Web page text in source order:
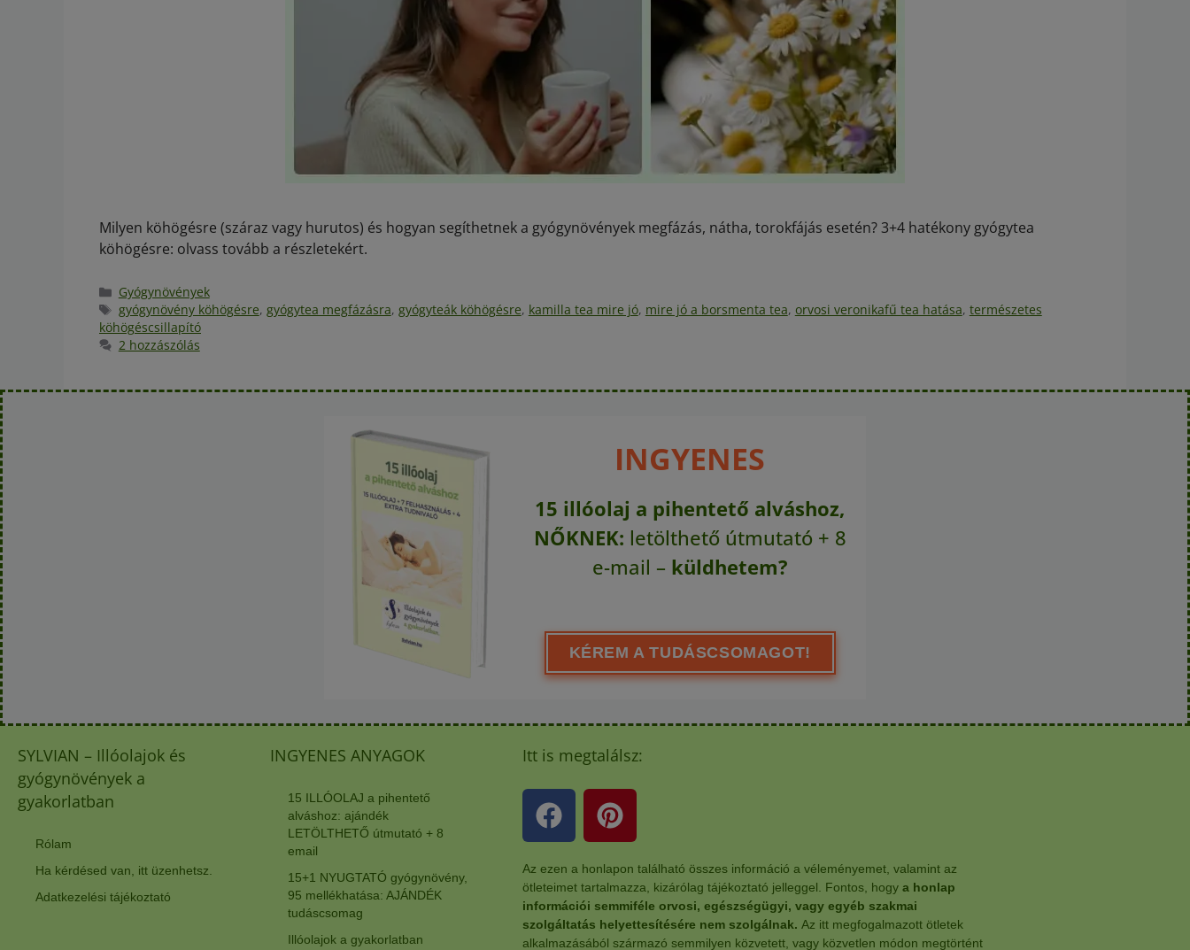
Milyen köhögésre (száraz vagy hurutos) és hogyan segíthetnek a gyógynövények megfázás, nátha, torokfájás esetén? 3+4 hatékony gyógytea
köhögésre: olvass tovább a részletekért.
Gyógynövények
gyógynövény köhögésre, gyógytea megfázásra, gyógyteák köhögésre, kamilla tea mire jó, mire jó a borsmenta tea, orvosi veronikafű tea hatása, természetes
köhögéscsillapító
2 hozzászólás
INGYENES
15 illóolaj a pihentető alváshoz,
NŐKNEK: letölthető útmutató + 8
e-mail – küldhetem?
KÉREM A TUDÁSCSOMAGOT!
SYLVIAN – Illóolajok és
gyógynövények a
gyakorlatban
Rólam
Ha kérdésed van, itt üzenhetsz.
Adatkezelési tájékoztató
INGYENES ANYAGOK
15 ILLÓOLAJ a pihentető
alváshoz: ajándék
LETÖLTHETŐ útmutató + 8
email
15+1 NYUGTATÓ gyógynövény,
95 mellékhatása: AJÁNDÉK
tudáscsomag
Illóolajok a gyakorlatban
Itt is megtalálsz:
Az ezen a honlapon található összes információ a véleményemet, valamint az
ötleteimet tartalmazza, kizárólag tájékoztató jelleggel. Fontos, hogy a honlap
információi semmiféle orvosi, egészségügyi, vagy egyéb szakmai
szolgáltatás helyettesítésére nem szolgálnak. Az itt megfogalmazott ötletek
alkalmazásából származó semmilyen közvetett, vagy közvetlen módon megtörtént